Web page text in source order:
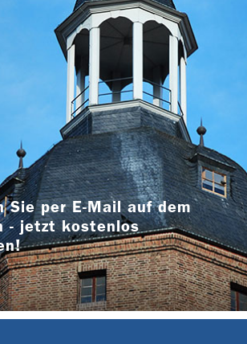
Sie per E-Mail auf dem
- jetzt kostenlos